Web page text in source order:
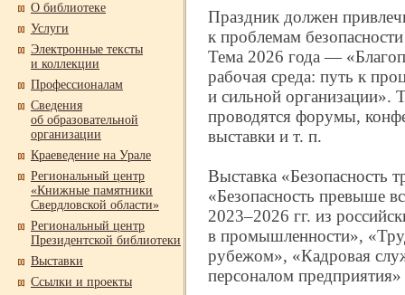
О библиотеке
Услуги
Электронные тексты
и коллекции
Профессионалам
Сведения
об образовательной
организации
Краеведение на Урале
Региональный центр
«Книжные памятники
Свердловской области»
Региональный центр
Президентской библиотеки
Выставки
Ссылки и проекты
Праздник должен
к проблемам
Тема 2026 года —
рабочая среда: путь к
и сильной организации».
проводятся форумы,
выставки и т. п.
Выставка «Безопасность
«Безопасность превыше
2023–2026 гг. из
в промышленности»,
рубежом», «Кадровая
персоналом